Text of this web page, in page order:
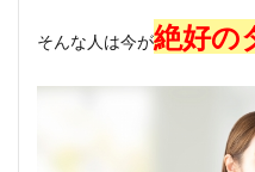
そんな人は今が絶好の